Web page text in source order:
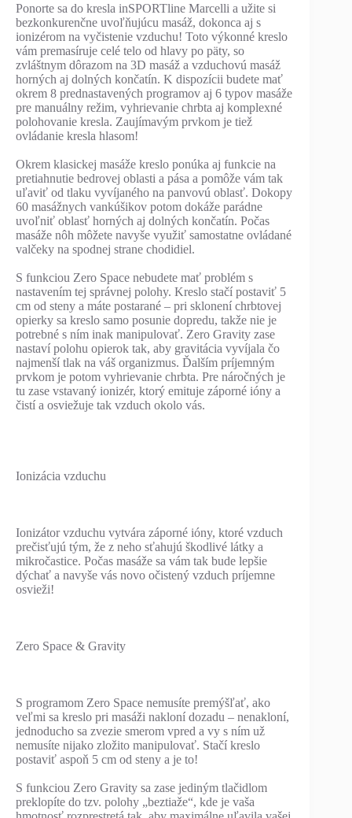
Ponorte sa do kresla inSPORTline Marcelli a užite si
bezkonkurenčne uvoľňujúcu masáž, dokonca aj s
ionizérom na vyčistenie vzduchu! Toto výkonné kreslo
vám premasíruje celé telo od hlavy po päty, so
zvláštnym dôrazom na 3D masáž a vzduchovú masáž
horných aj dolných končatín. K dispozícii budete mať
okrem 8 prednastavených programov aj 6 typov masáže
pre manuálny režim, vyhrievanie chrbta aj komplexné
polohovanie kresla. Zaujímavým prvkom je tiež
ovládanie kresla hlasom!
Okrem klasickej masáže kreslo ponúka aj funkcie na
pretiahnutie bedrovej oblasti a pása a pomôže vám tak
uľaviť od tlaku vyvíjaného na panvovú oblasť. Dokopy
60 masážnych vankúšikov potom dokáže parádne
uvoľniť oblasť horných aj dolných končatín. Počas
masáže nôh môžete navyše využiť samostatne ovládané
valčeky na spodnej strane chodidiel.
S funkciou Zero Space nebudete mať problém s
nastavením tej správnej polohy. Kreslo stačí postaviť 5
cm od steny a máte postarané – pri sklonení chrbtovej
opierky sa kreslo samo posunie dopredu, takže nie je
potrebné s ním inak manipulovať. Zero Gravity zase
nastaví polohu opierok tak, aby gravitácia vyvíjala čo
najmenší tlak na váš organizmus. Ďalším príjemným
prvkom je potom vyhrievanie chrbta. Pre náročných je
tu zase vstavaný ionizér, ktorý emituje záporné ióny a
čistí a osviežuje tak vzduch okolo vás.
Ionizácia vzduchu
Ionizátor vzduchu vytvára záporné ióny, ktoré vzduch
prečisťujú tým, že z neho sťahujú škodlivé látky a
mikročastice. Počas masáže sa vám tak bude lepšie
dýchať a navyše vás novo očistený vzduch príjemne
osvieži!
Zero Space & Gravity
S programom Zero Space nemusíte premýšľať, ako
veľmi sa kreslo pri masáži nakloní dozadu – nenakloní,
jednoducho sa zvezie smerom vpred a vy s ním už
nemusíte nijako zložito manipulovať. Stačí kreslo
postaviť aspoň 5 cm od steny a je to!
S funkciou Zero Gravity sa zase jediným tlačidlom
preklopíte do tzv. polohy „beztiaže“, kde je vaša